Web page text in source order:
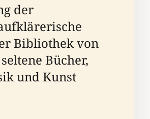
der
Bibliothek von
Bücher,
und Kunst